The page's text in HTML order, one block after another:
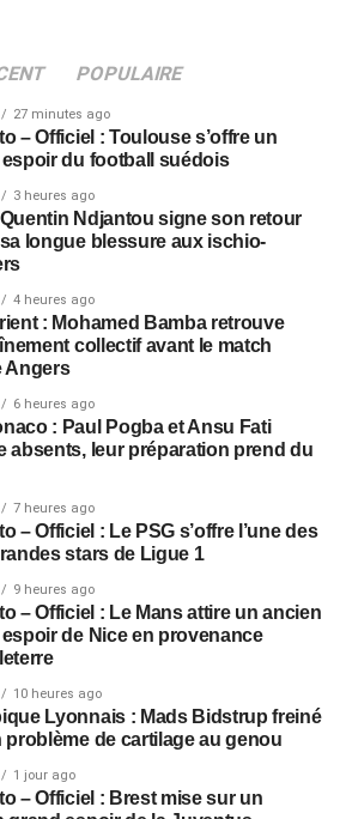
POPULAIRE
27 minutes ago
– Officiel : Toulouse s’offre un
du football suédois
3 heures ago
Quentin Ndjantou signe son retour
longue blessure aux ischio-
4 heures ago
: Mohamed Bamba retrouve
collectif avant le match
Angers
6 heures ago
: Paul Pogba et Ansu Fati
absents, leur préparation prend du
7 heures ago
– Officiel : Le PSG s’offre l’une des
stars de Ligue 1
9 heures ago
– Officiel : Le Mans attire un ancien
de Nice en provenance
10 heures ago
Lyonnais : Mads Bidstrup freiné
problème de cartilage au genou
1 jour ago
– Officiel : Brest mise sur un